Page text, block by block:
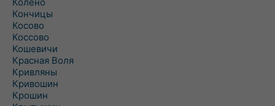
Кончицы
Косово
Коссово
Кошевичи
Красная Воля
Кривляны
Кривошин
Крошин